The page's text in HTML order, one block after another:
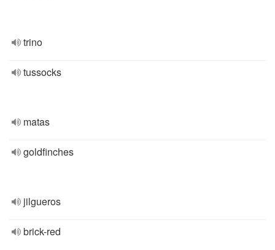
trino
tussocks
matas
goldfinches
jilgueros
brick-red